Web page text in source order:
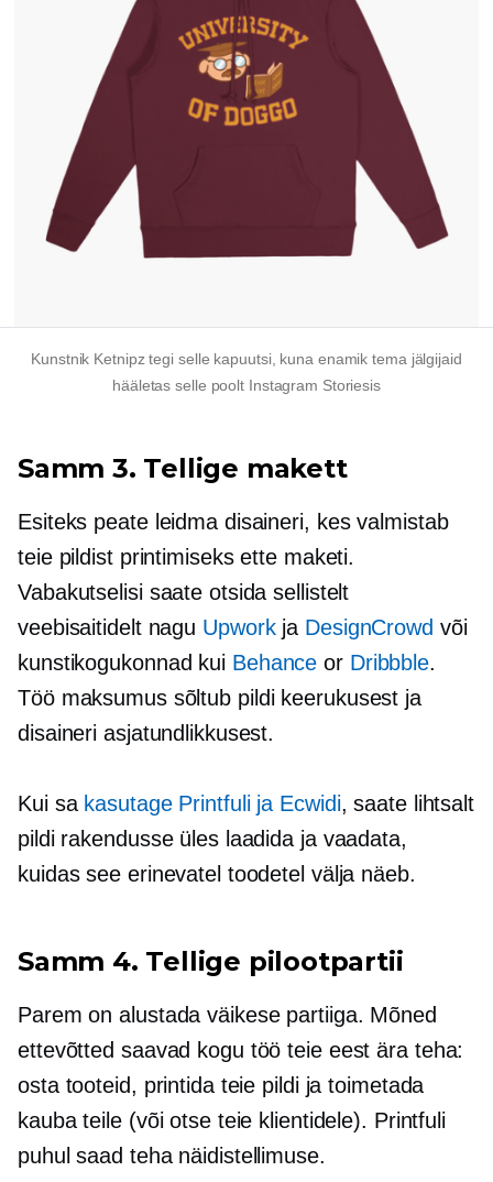
Kunstnik Ketnipz tegi selle kapuutsi, kuna enamik tema jälgijaid
hääletas selle poolt Instagram Storiesis
Samm 3. Tellige makett
Esiteks peate leidma disaineri, kes valmistab
teie pildist printimiseks ette maketi.
Vabakutselisi saate otsida sellistelt
veebisaitidelt nagu Upworkja DesignCrowd või
kunstikogukonnad kui Behance or Dribbble.
Töö maksumus sõltub pildi keerukusest ja
disaineri asjatundlikkusest.
Kui sa kasutage Printfuli ja Ecwidi, saate lihtsalt
pildi rakendusse üles laadida ja vaadata,
kuidas see erinevatel toodetel välja näeb.
Samm 4. Tellige pilootpartii
Parem on alustada väikese partiiga. Mõned
ettevõtted saavad kogu töö teie eest ära teha:
osta tooteid, printida teie pildi ja toimetada
kauba teile (või otse teie klientidele). Printfuli
puhul saad teha näidistellimuse.